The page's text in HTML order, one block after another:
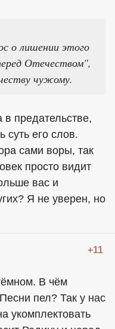
о лишении этого
Отечеством",
чужому.
в предательстве,
суть его слов.
сами воры, так
просто видит
вас и
Я не уверен, но
+11
В чём
пел? Так у нас
укомплектовать